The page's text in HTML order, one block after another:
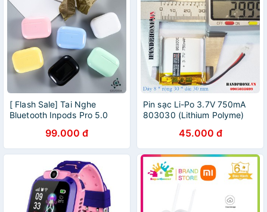
[ Flash Sale] Tai Nghe
Bluetooth Inpods Pro 5.0
Tự Động Kết Nối- Bảo Hành
12 Tháng
99.000 đ
Pin sạc Li-Po 3.7V 750mA
803030 (Lithium Polyme)
Smartwatch, máy ghi
âm,khoá vân tay,định vị GPS
45.000 đ